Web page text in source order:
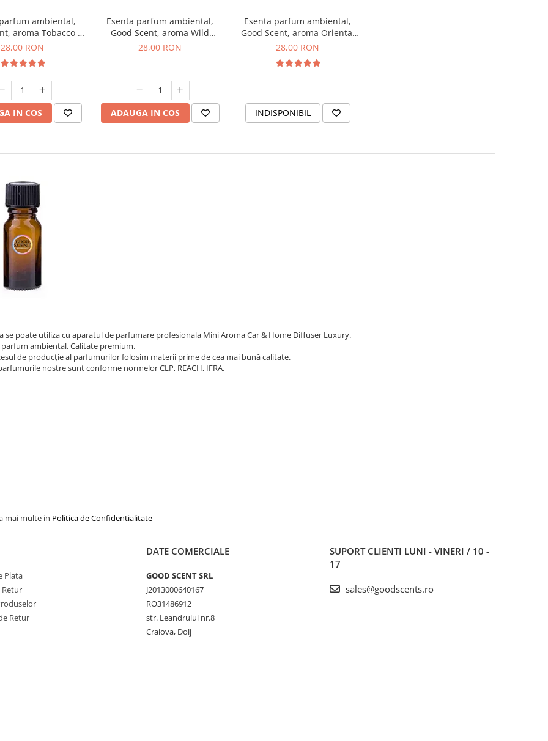
ambiental,
aroma Tobacco &
Vanilla, 20 g
28,00 RON
IN COS
Esenta parfum ambiental,
Good Scent, aroma Wild
Sailor, 20 g
28,00 RON
ADAUGA IN COS
Esenta parfum ambiental,
Good Scent, aroma Oriental
Amber, 20 g
28,00 RON
INDISPONIBIL
se poate utiliza cu aparatul de parfumare profesionala Mini Aroma Car & Home Diffuser Luxury.
parfum ambiental. Calitate premium.
de producție al parfumurilor folosim materii prime de cea mai bună calitate.
nostre sunt conforme normelor CLP, REACH, IFRA.
mai multe in Politica de Confidentialitate
Plata
Retur
Retur
DATE COMERCIALE
GOOD SCENT SRL
J2013000640167
RO31486912
str. Leandrului nr.8
Craiova, Dolj
SUPORT CLIENTI LUNI - VINERI / 10 -
17
sales@goodscents.ro